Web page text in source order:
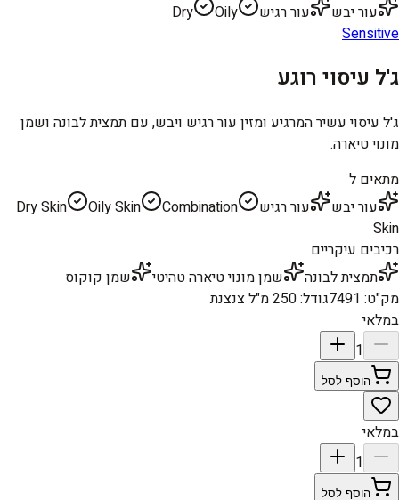
עור יבש עור רגיש Dry
Oily
Sensitive
ג'ל עיסוי רוגע
ג'ל עיסוי עשיר המרגיע ומזין עור רגיש ויבש, עם תמצית לבונה ושמן
מונוי טיארה.
מתאים ל
עור יבש
עור רגיש Dry Skin Oily Skin
Combination
Skin
רכיבים עיקריים
תמצית לבונה
שמן מונוי טיארה טהיטי
שמן קוקוס
מק"ט:
7491גודל:250 מ"ל צנצנת
במלאי
1
הוסף לסל
במלאי
1
הוסף לסל